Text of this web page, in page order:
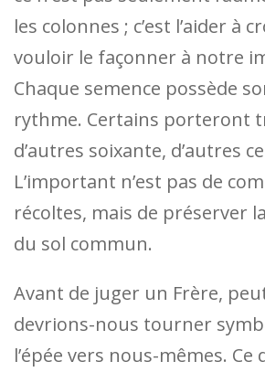
les colonnes ; c’est l’aider à
vouloir le façonner à notre
Chaque semence possède
rythme. Certains porteront
d’autres soixante, d’autres
L’important n’est pas de
récoltes, mais de préserver
du sol commun.
Avant de juger un Frère,
devrions-nous tourner
l’épée vers nous-mêmes. Ce